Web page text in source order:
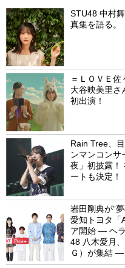
STU48 中村
真集を語る。
＝ＬＯＶＥ佐
大谷映美里さ
初出演！
Rain Tree、
ンマンコンサ
夜」初披露！
ートも決定！
岩田剛典が”
愛知トヨタ「
ア開始 ― ヘ
48 八木愛月
Ｇ）が集結 ―